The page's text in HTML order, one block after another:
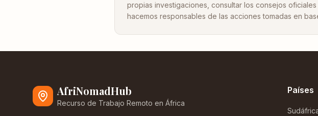
propias investigaciones, consultar los consejos
hacemos responsables de las acciones tomadas en
AfriNomadHub
Recurso de Trabajo Remoto en África
Países